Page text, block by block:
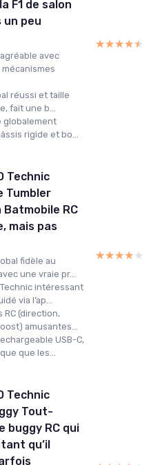
F1 de salon
un peu
avec
réussi et taille
fait une b...
globalement
rigide et bo...
★★★★★
★★★★★
Technic
Tumbler
Batmobile RC
mais pas
fidèle au
une vraie pr...
intéressant
via l’ap...
RC (direction,
amusantes...
USB-C,
que les...
★★★★★
★★★★★
Technic
Tout-
buggy RC qui
qu’il